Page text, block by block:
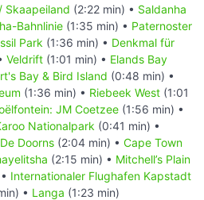
Skaapeiland (2:22 min) • Saldanha
Bahnlinie (1:35 min) • Paternoster
Park (1:36 min) • Denkmal für
Veldrift (1:01 min) • Elands Bay
Bay & Bird Island (0:48 min) •
(1:36 min) • Riebeek West (1:01
JM Coetzee (1:56 min) •
Nationalpark (0:41 min) •
De Doorns (2:04 min) • Cape Town
(2:15 min) • Mitchell’s Plain
Internationaler Flughafen Kapstadt
• Langa (1:23 min)